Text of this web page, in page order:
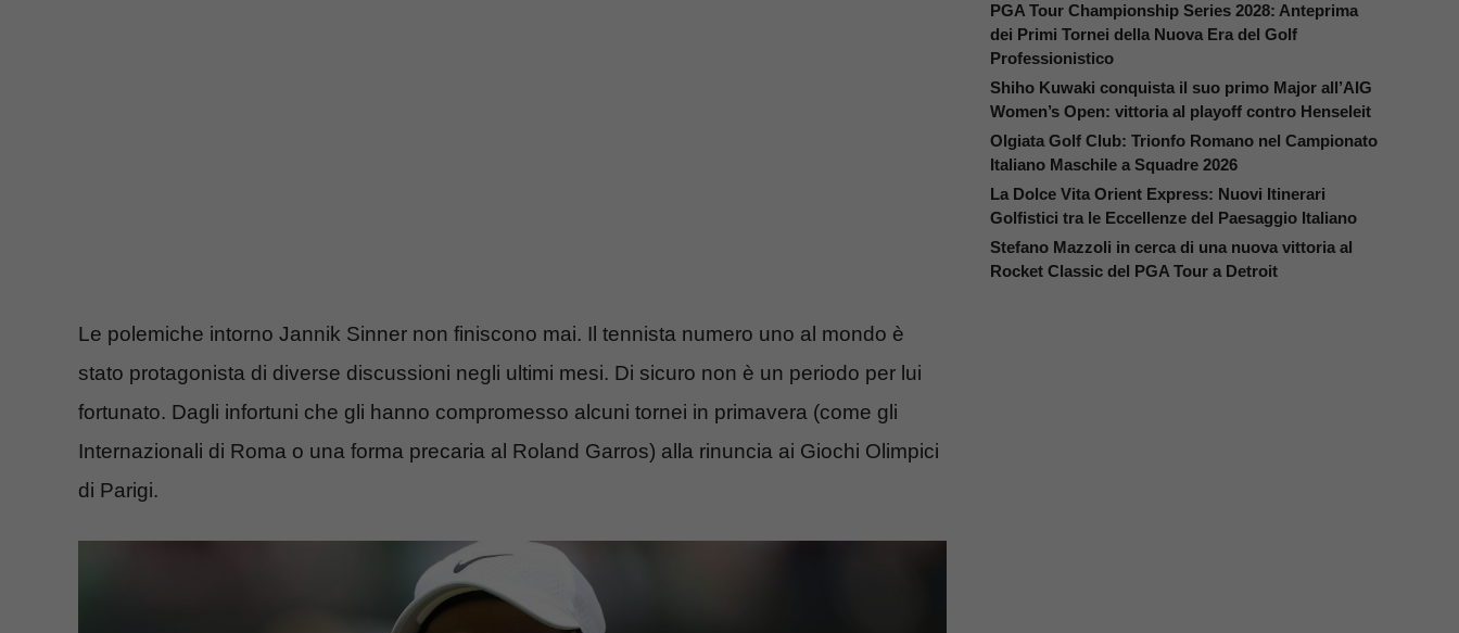
Le polemiche intorno Jannik Sinner non finiscono mai. Il tennista numero uno al mondo è
stato protagonista di diverse discussioni negli ultimi mesi. Di sicuro non è un periodo per lui
fortunato. Dagli infortuni che gli hanno compromesso alcuni tornei in primavera (come gli
Internazionali di Roma o una forma precaria al Roland Garros) alla rinuncia ai Giochi Olimpici
di Parigi.
PGA Tour Championship Series 2028: Anteprima
dei Primi Tornei della Nuova Era del Golf
Professionistico
Shiho Kuwaki conquista il suo primo Major all’AIG
Women’s Open: vittoria al playoff contro Henseleit
Olgiata Golf Club: Trionfo Romano nel Campionato
Italiano Maschile a Squadre 2026
La Dolce Vita Orient Express: Nuovi Itinerari
Golfistici tra le Eccellenze del Paesaggio Italiano
Stefano Mazzoli in cerca di una nuova vittoria al
Rocket Classic del PGA Tour a Detroit